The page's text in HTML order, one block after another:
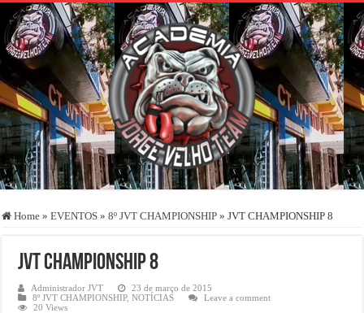
Home » EVENTOS » 8º JVT CHAMPIONSHIP » JVT CHAMPIONSHIP 8
JVT CHAMPIONSHIP 8
Administrador JVT
23 de março de 2015
8º JVT CHAMPIONSHIP,NOTÍCIAS
Leave a comment
20 Views